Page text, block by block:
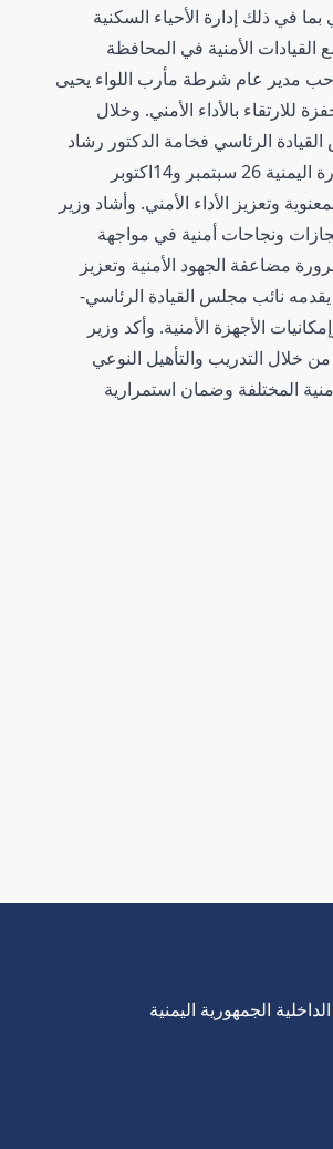
في ذلك إدارة الأحياء السكنية
القيادات الأمنية في المحافظة
رحب مدير عام شرطة مأرب اللواء يحيى
للارتقاء بالأداء الأمني. وخلال
الرئاسي فخامة الدكتور رشاد
العليمي وأعضاء مجلس القيادة الرئاسي بمناسبة حلول ذكرى الأعياد الوطنية للثورة اليمنية 26 سبتمبر و14اكتوبر
وتعزيز الأداء الأمني. وأشاد وزير
ونجاحات أمنية في مواجهة
مضاعفة الجهود الأمنية وتعزيز
يقدمه نائب مجلس القيادة الرئاسي-
الأجهزة الأمنية. وأكد وزير
خلال التدريب والتأهيل النوعي
المختلفة وضمان استمرارية
الجمهورية اليمنية